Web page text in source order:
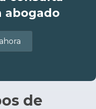
abogado
de